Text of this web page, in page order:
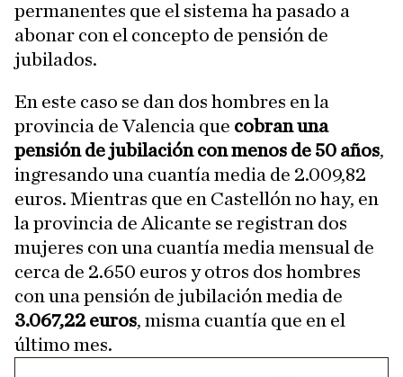
permanentes que el sistema ha pasado a
abonar con el concepto de pensión de
jubilados.
En este caso se dan dos hombres en la
provincia de Valencia que cobran una
pensión de jubilación con menos de 50 años,
ingresando una cuantía media de 2.009,82
euros. Mientras que en Castellón no hay, en
la provincia de Alicante se registran dos
mujeres con una cuantía media mensual de
cerca de 2.650 euros y otros dos hombres
con una pensión de jubilación media de
3.067,22 euros, misma cuantía que en el
último mes.